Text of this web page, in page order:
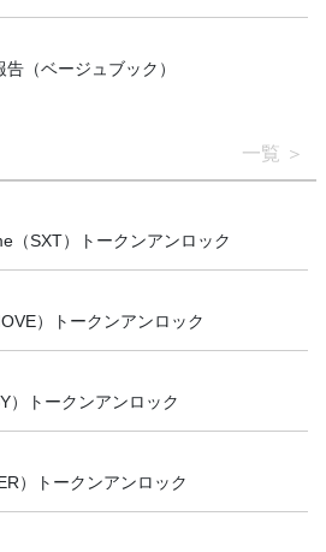
（ベージュブック）
一覧
（SXT）トークンアンロック
）トークンアンロック
）トークンアンロック
）トークンアンロック